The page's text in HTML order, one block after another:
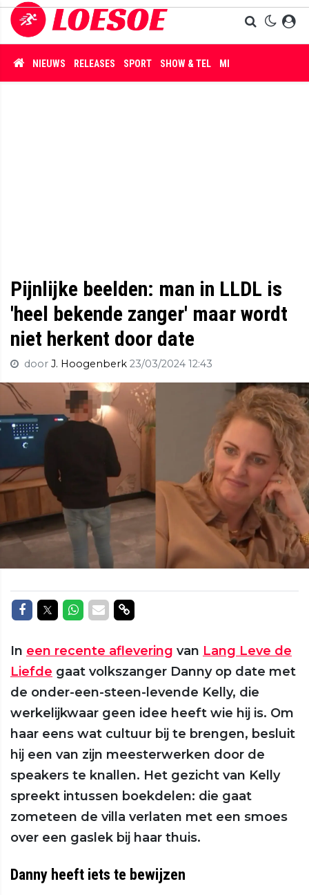
NIEUWS RELEASES SPORT SHOW & TEL MISDAAD
Pijnlijke beelden: man in LLDL is
'heel bekende zanger' maar wordt
niet herkent door date
door J. Hoogenberk 23/03/2024 12:43
Delen op Facebook
Delen op Twitter
Delen op Whatsapp
Delen via Mail
Delen via link
In een recente aflevering van Lang Leve de
Liefde gaat volkszanger Danny op date met
de onder-een-steen-levende Kelly, die
werkelijkwaar geen idee heeft wie hij is. Om
haar eens wat cultuur bij te brengen, besluit
hij een van zijn meesterwerken door de
speakers te knallen. Het gezicht van Kelly
spreekt intussen boekdelen: die gaat
zometeen de villa verlaten met een smoes
over een gaslek bij haar thuis.
Danny heeft iets te bewijzen